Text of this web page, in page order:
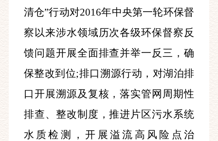
清仓”行动对2016年中央第一轮环保督
察以来涉水领域历次各级环保督察反
馈问题开展全面排查并举一反三，确
保整改到位;排口溯源行动，对湖泊排
口开展溯源及复核，落实管网周期性
排查、整改制度，推进片区污水系统
水质检测，开展溢流高风险点治